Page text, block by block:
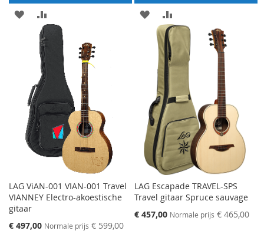
AAN
VERLANGLIJST
TOEVOEGEN
TOE
VERGELIJKEN
AAN
VERLANGLIJST
TOEVOEGEN
TOE
OM
VERGELIJKEN
LAG ViAN-001 VIAN-001 Travel
VIANNEY Electro-akoestische
gitaar
Speciale
€ 497,00 Normale prijs € 599,00
LAG Escapade TRAVEL-SPS
Travel gitaar Spruce sauvage
Speciale
€ 457,00 Normale prijs € 465,00